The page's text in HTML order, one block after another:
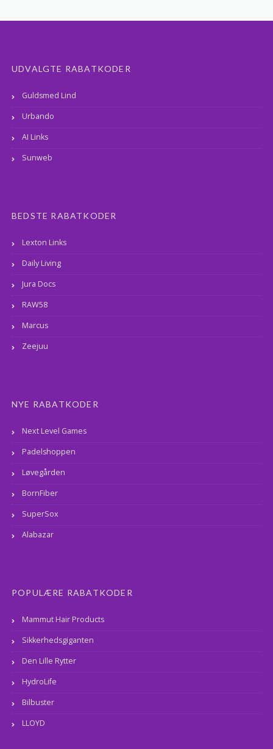
UDVALGTE RABATKODER
Guldsmed Lind
Urbando
AI Links
Sunweb
BEDSTE RABATKODER
Lexton Links
Daily Living
Jura Docs
RAW58
Marcus
Zeejuu
NYE RABATKODER
Next Level Games
Padelshoppen
Løvegården
BornFiber
SuperSox
Alabazar
POPULÆRE RABATKODER
Mammut Hair Products
Sikkerhedsgiganten
Den Lille Rytter
HydroLife
Bilbuster
LLOYD